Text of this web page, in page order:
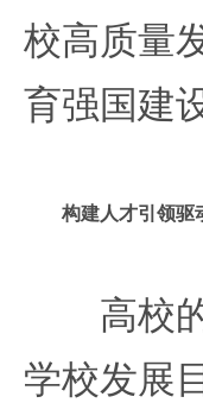
校高质量
育强国建
构建人才引领驱
高校的
学校发展